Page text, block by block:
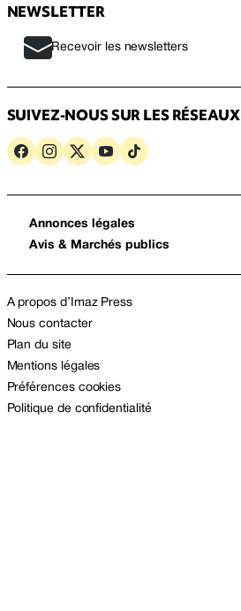
NEWSLETTER
Recevoir les newsletters
SUIVEZ-NOUS SUR LES RÉSEAUX
Annonces légales
Avis & Marchés publics
A propos d’Imaz Press
Nous contacter
Plan du site
Mentions légales
Préférences cookies
Politique de confidentialité